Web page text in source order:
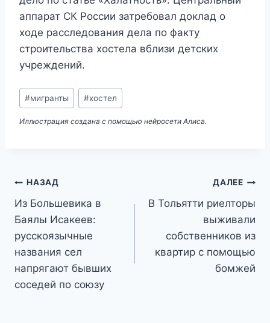
аппарат СК России затребовал доклад о
ходе расследования дела по факту
строительства хостела вблизи детских
учреждений.
Метки
записи:
#мигранты #хостел
Иллюстрация создана с помощью нейросети Алиса.
Навигация
по
записям
НАЗАД
Из Большевика в
Баялы Исакеев:
русскоязычные
названия сел
напрягают бывших
соседей по союзу
ДАЛЕЕ
В Тольятти риелторы
выживали
собственников из
квартир с помощью
бомжей